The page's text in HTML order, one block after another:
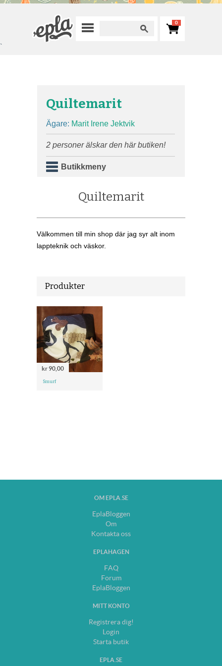
0
`
Quiltemarit
Ägare: Marit Irene Jektvik
2 personer älskar den här butiken!
Butikkmeny
Quiltemarit
Välkommen till min shop där jag syr alt inom
lappteknik och väskor.
Produkter
kr 90,00
Smurf
OM EPLA.SE
EplaBloggen
Om
Kontakta oss
EPLAHAGEN
FAQ
Forum
EplaBloggen
MITT KONTO
Registrera dig!
Login
Starta butik
EPLA.SE